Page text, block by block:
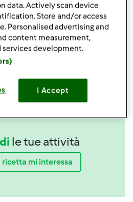
TM6
le tue attività
ricetta mi interessa
data. Actively scan device
Store and/or access
Personalised advertising and
content measurement,
services development.
I Accept